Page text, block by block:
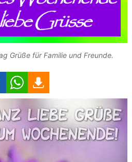
Grüße für Familie und Freunde.